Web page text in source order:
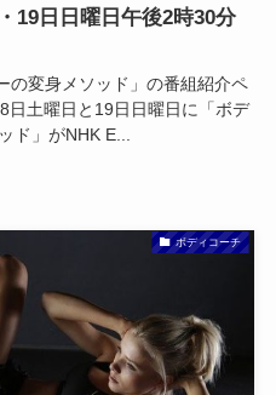
19日日曜日午後2時30分
の変身メソッド」の番組紹介ペ
日土曜日と19日日曜日に「ボデ
ド」がNHK E...
ボディコーチ